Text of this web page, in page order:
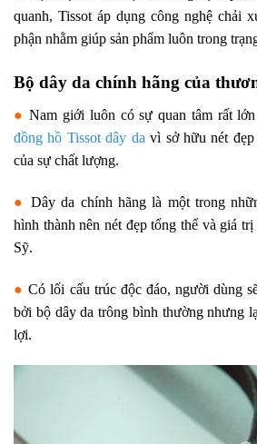
quanh, Tissot áp dụng công nghệ chải
phận nhằm giúp sản phẩm luôn trong
Bộ dây da chính hãng của
● Nam giới luôn có sự quan tâm rất
đồng hồ Tissot dây da vì sở hữu nét
của sự chất lượng.
● Dây da chính hãng là một trong
hình thành nên nét đẹp tổng thể và giá
Sỹ.
● Có lối cấu trúc độc đáo, người dùng
bởi bộ dây da trông bình thường nhưng
lợi.